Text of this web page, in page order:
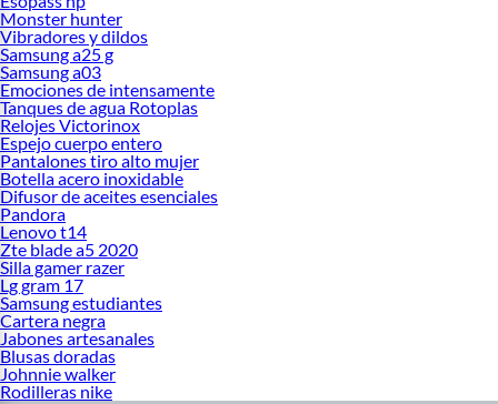
Monster hunter
Vibradores y dildos
Samsung a25 g
Samsung a03
Emociones de intensamente
Tanques de agua Rotoplas
Relojes Victorinox
Espejo cuerpo entero
Pantalones tiro alto mujer
Botella acero inoxidable
Difusor de aceites esenciales
Pandora
Lenovo t14
Zte blade a5 2020
Silla gamer razer
Lg gram 17
Samsung estudiantes
Cartera negra
Jabones artesanales
Blusas doradas
Johnnie walker
Rodilleras nike